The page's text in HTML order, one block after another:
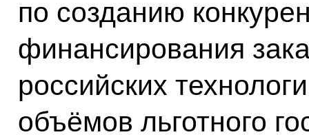
по созданию
финансирования
российских
объёмов льготного